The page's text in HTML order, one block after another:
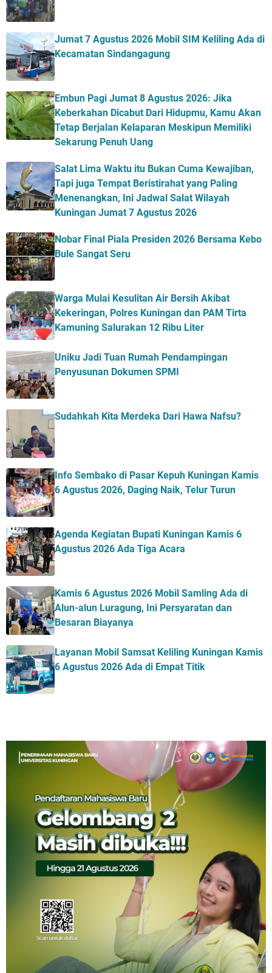
Jumat 7 Agustus 2026 Mobil SIM Keliling Ada di
Kecamatan Sindangagung
Embun Pagi Jumat 8 Agustus 2026: Jika
Keberkahan Dicabut Dari Hidupmu, Kamu Akan
Tetap Berjalan Kelaparan Meskipun Memiliki
Sekarung Penuh Uang
Salat Lima Waktu itu Bukan Cuma Kewajiban,
Tapi juga Tempat Beristirahat yang Paling
Menenangkan, Ini Jadwal Salat Wilayah
Kuningan Jumat 7 Agustus 2026
Nobar Final Piala Presiden 2026 Bersama Kebo
Bule Sangat Seru
Warga Mulai Kesulitan Air Bersih Akibat
Kekeringan, Polres Kuningan dan PAM Tirta
Kamuning Salurakan 12 Ribu Liter
Uniku Jadi Tuan Rumah Pendampingan
Penyusunan Dokumen SPMI
Sudahkah Kita Merdeka Dari Hawa Nafsu?
Info Sembako di Pasar Kepuh Kuningan Kamis
6 Agustus 2026, Daging Naik, Telur Turun
Agenda Kegiatan Bupati Kuningan Kamis 6
Agustus 2026 Ada Tiga Acara
Kamis 6 Agustus 2026 Mobil Samling Ada di
Alun-alun Luragung, Ini Persyaratan dan
Besaran Biayanya
Layanan Mobil Samsat Keliling Kuningan Kamis
6 Agustus 2026 Ada di Empat Titik